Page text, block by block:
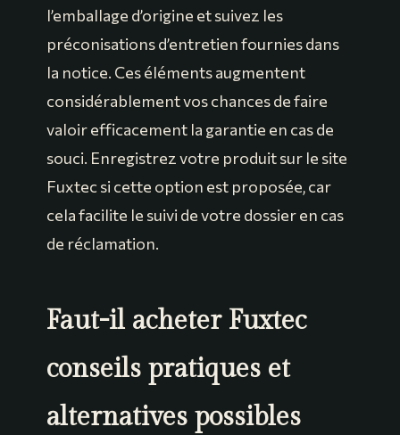
l’emballage d’origine et suivez les
préconisations d’entretien fournies dans
la notice. Ces éléments augmentent
considérablement vos chances de faire
valoir efficacement la garantie en cas de
souci. Enregistrez votre produit sur le site
Fuxtec si cette option est proposée, car
cela facilite le suivi de votre dossier en cas
de réclamation.
Faut-il acheter Fuxtec
conseils pratiques et
alternatives possibles